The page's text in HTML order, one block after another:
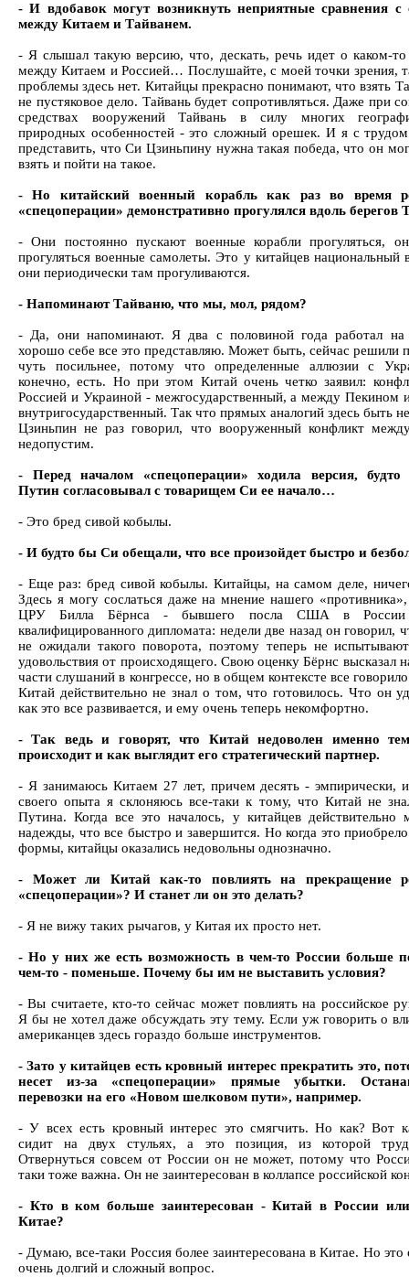
- И вдобавок могут возникнуть неприятные сравнения с
между Китаем и Тайванем.
- Я слышал такую версию, что, дескать, речь идет о каком-то
между Китаем и Россией… Послушайте, с моей точки зрения,
проблемы здесь нет. Китайцы прекрасно понимают, что взять
не пустяковое дело. Тайвань будет сопротивляться. Даже при
средствах вооружений Тайвань в силу многих
природных особенностей - это сложный орешек. И я с
представить, что Си Цзиньпину нужна такая победа, что он
взять и пойти на такое.
- Но китайский военный корабль как раз во время
«спецоперации» демонстративно прогулялся вдоль берегов
- Они постоянно пускают военные корабли прогуляться,
прогуляться военные самолеты. Это у китайцев национальный
они периодически там прогуливаются.
- Напоминают Тайваню, что мы, мол, рядом?
- Да, они напоминают. Я два с половиной года работал на
хорошо себе все это представляю. Может быть, сейчас решили
чуть посильнее, потому что определенные аллюзии с
конечно, есть. Но при этом Китай очень четко заявил:
Россией и Украиной - межгосударственный, а между Пекином
внутригосударственный. Так что прямых аналогий здесь быть
Цзиньпин не раз говорил, что вооруженный конфликт
недопустим.
- Перед началом «спецоперации» ходила версия, будто
Путин согласовывал с товарищем Си ее начало…
- Это бред сивой кобылы.
- И будто бы Си обещали, что все произойдет быстро и
- Еще раз: бред сивой кобылы. Китайцы, на самом деле,
Здесь я могу сослаться даже на мнение нашего
ЦРУ Билла Бёрнса - бывшего посла США в
квалифицированного дипломата: недели две назад он говорил,
не ожидали такого поворота, поэтому теперь не
удовольствия от происходящего. Свою оценку Бёрнс высказал
части слушаний в конгрессе, но в общем контексте все
Китай действительно не знал о том, что готовилось. Что он
как это все развивается, и ему очень теперь некомфортно.
- Так ведь и говорят, что Китай недоволен именно
происходит и как выглядит его стратегический партнер.
- Я занимаюсь Китаем 27 лет, причем десять - эмпирически,
своего опыта я склоняюсь все-таки к тому, что Китай не
Путина. Когда все это началось, у китайцев действительно
надежды, что все быстро и завершится. Но когда это
формы, китайцы оказались недовольны однозначно.
- Может ли Китай как-то повлиять на прекращение
«спецоперации»? И станет ли он это делать?
- Я не вижу таких рычагов, у Китая их просто нет.
- Но у них же есть возможность в чем-то России больше
чем-то - поменьше. Почему бы им не выставить условия?
- Вы считаете, кто-то сейчас может повлиять на российское
Я бы не хотел даже обсуждать эту тему. Если уж говорить о
американцев здесь гораздо больше инструментов.
- Зато у китайцев есть кровный интерес прекратить это,
несет из-за «спецоперации» прямые убытки.
перевозки на его «Новом шелковом пути», например.
- У всех есть кровный интерес это смягчить. Но как? Вот
сидит на двух стульях, а это позиция, из которой
Отвернуться совсем от России он не может, потому что
таки тоже важна. Он не заинтересован в коллапсе российской
- Кто в ком больше заинтересован - Китай в России
Китае?
- Думаю, все-таки Россия более заинтересована в Китае. Но это
очень долгий и сложный вопрос.